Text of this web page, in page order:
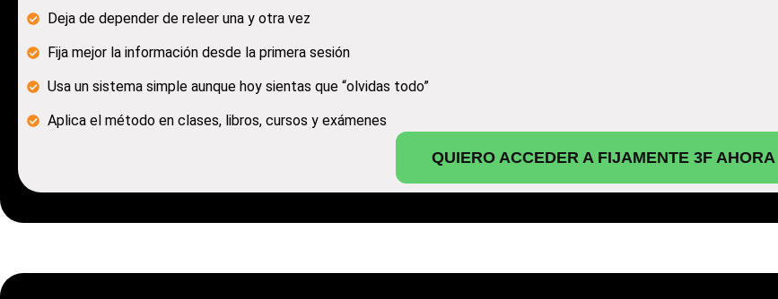
Deja de depender de releer una y otra vez
Fija mejor la información desde la primera sesión
Usa un sistema simple aunque hoy sientas que “olvidas todo”
Aplica el método en clases, libros, cursos y exámenes
QUIERO ACCEDER A FIJAMENTE 3F AHORA